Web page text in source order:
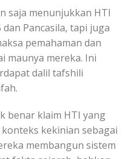
saja menunjukkan HTI
Pancasila, tapi juga
pemahaman dan
maunya mereka. Ini
dalil tafshili
benar klaim HTI yang
kekinian sebagai
membangun sistem